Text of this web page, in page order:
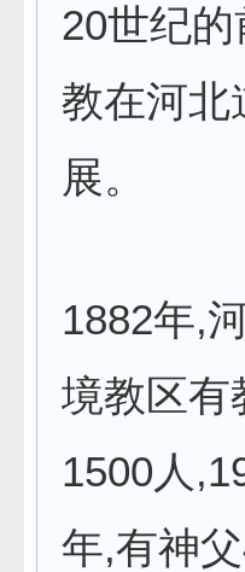
20世纪
教在河北
展。
1882年,
境教区有
1500人
年,有神